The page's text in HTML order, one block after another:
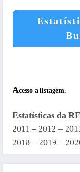
Acesso a listagem.
Estatísticas da
2011 – 2012 –
2018 – 2019 –